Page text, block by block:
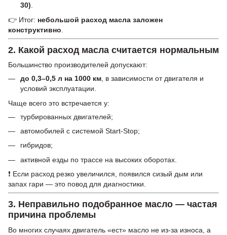
30).
👉 Итог: небольшой расход масла заложен
конструктивно
2. Какой расход масла считается нормальным
Большинство производителей допускают:
до 0,3–0,5 л на 1000 км, в зависимости от двигателя и
условий эксплуатации.
Чаще всего это встречается у:
турбированных двигателей;
автомобилей с системой Start-Stop;
гибридов;
активной езды по трассе на высоких оборотах.
❗ Если расход резко увеличился, появился сизый дым или
запах гари — это повод для диагностики.
3. Неправильно подобранное масло — частая
причина проблемы
Во многих случаях двигатель «ест» масло не из-за износа, а